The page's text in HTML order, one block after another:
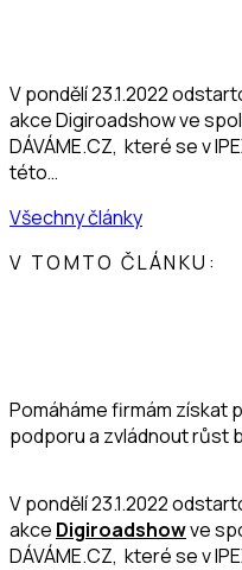
V pondělí 23.1.2022
akce Digiroadshow ve
DÁVÁME.CZ, které se v
této…
Všechny články
V TOMTO ČLÁNKU:
Pomáháme firmám získat
podporu a zvládnout růst
V pondělí 23.1.2022
akce Digiroadshowve
DÁVÁME.CZ, které se v